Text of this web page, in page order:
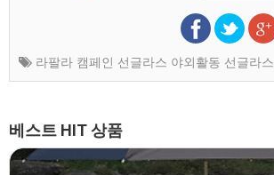
라팔라 캠페인 선글라스 야외활동 선글라스
베스트 HIT 상품